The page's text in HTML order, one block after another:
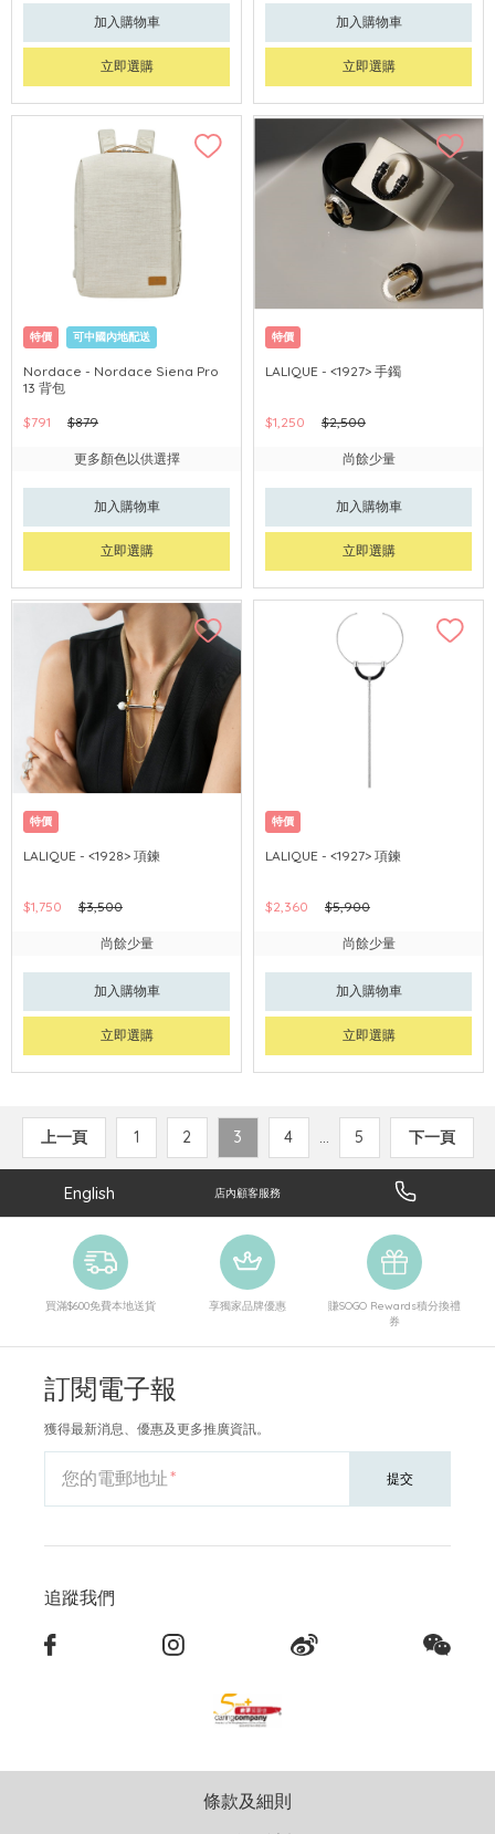
加入購物車
立即選購
加入購物車
立即選購
特價 可中國內地配送
Nordace - Nordace Siena Pro
13 背包
$791 $879
更多顏色以供選擇
加入購物車
立即選購
特價
LALIQUE - <1927> 手鐲
$1,250 $2,500
尚餘少量
加入購物車
立即選購
特價
LALIQUE - <1928> 項鍊
$1,750 $3,500
尚餘少量
加入購物車
立即選購
特價
LALIQUE - <1927> 項鍊
$2,360 $5,900
尚餘少量
加入購物車
立即選購
上一頁 1 2 3 4 ... 5 下一頁
English 店內顧客服務
買滿$600免費本地送貨 享獨家品牌優惠
賺SOGO Rewards積分換禮
券
訂閱電子報
獲得最新消息、優惠及更多推廣資訊。
您的電郵地址 提交
追蹤我們
條款及細則